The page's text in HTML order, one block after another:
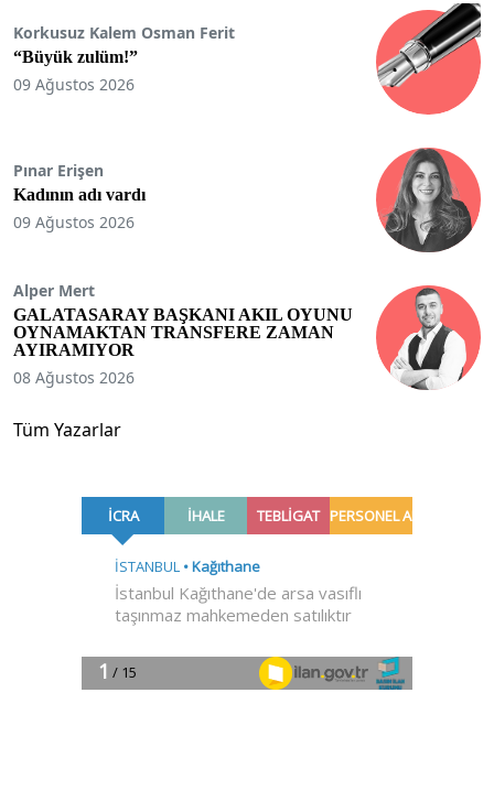
Korkusuz Kalem Osman Ferit
“Büyük zulüm!”
09 Ağustos 2026
Pınar Erişen
Kadının adı vardı
09 Ağustos 2026
Alper Mert
GALATASARAY BAŞKANI AKIL OYUNU
OYNAMAKTAN TRANSFERE ZAMAN
AYIRAMIYOR
08 Ağustos 2026
Tüm Yazarlar